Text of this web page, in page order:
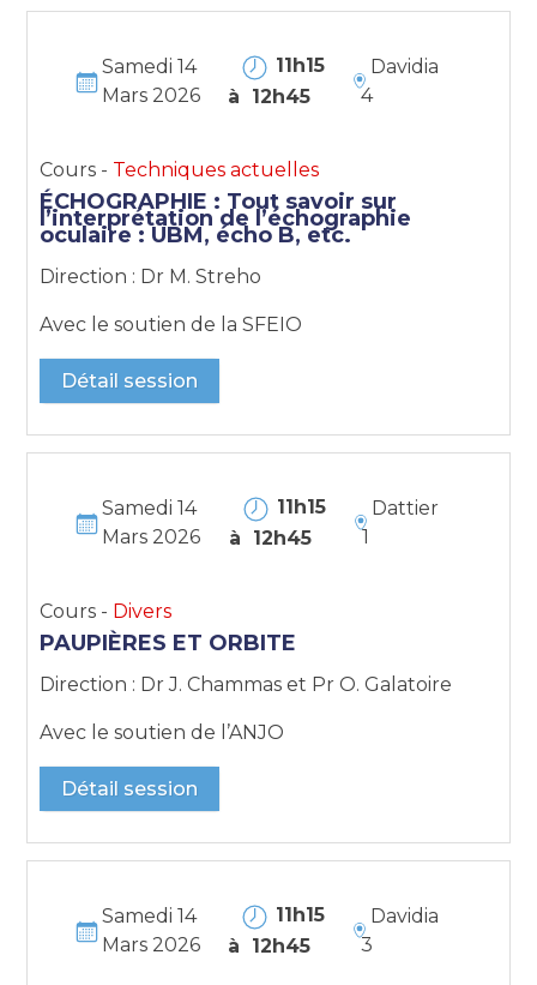
Samedi 14
Mars 2026
11h15
à 12h45
Davidia
4
Cours - Techniques actuelles
ÉCHOGRAPHIE : Tout savoir sur
l’interprétation de l’échographie
oculaire : UBM, écho B, etc.
Direction : Dr M. Streho
Avec le soutien de la SFEIO
Détail session
Samedi 14
Mars 2026
11h15
à 12h45
Dattier
1
Cours - Divers
PAUPIÈRES ET ORBITE
Direction : Dr J. Chammas et Pr O. Galatoire
Avec le soutien de l’ANJO
Détail session
Samedi 14
Mars 2026
11h15
à 12h45
Davidia
3